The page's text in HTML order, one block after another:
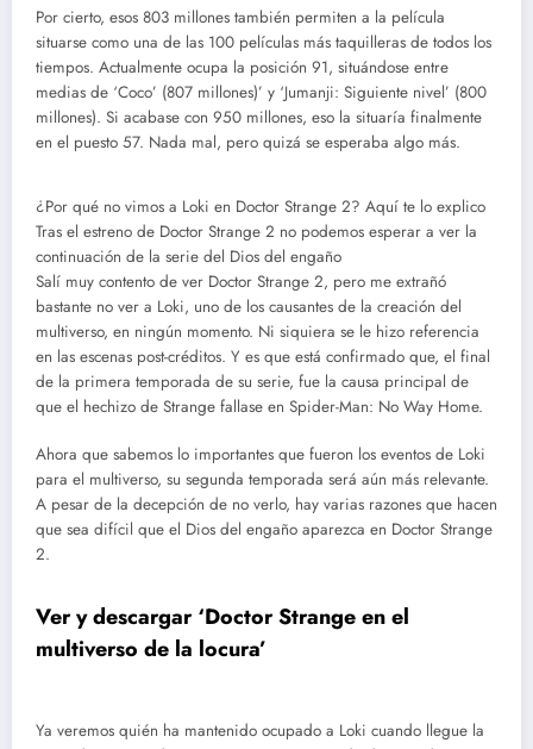
Por cierto, esos 803 millones también permiten a la película
situarse como una de las 100 películas más taquilleras de todos los
tiempos. Actualmente ocupa la posición 91, situándose entre
medias de ‘Coco’ (807 millones)’ y ‘Jumanji: Siguiente nivel’ (800
millones). Si acabase con 950 millones, eso la situaría finalmente
en el puesto 57. Nada mal, pero quizá se esperaba algo más.
¿Por qué no vimos a Loki en Doctor Strange 2? Aquí te lo explico
Tras el estreno de Doctor Strange 2 no podemos esperar a ver la
continuación de la serie del Dios del engaño
Salí muy contento de ver Doctor Strange 2, pero me extrañó
bastante no ver a Loki, uno de los causantes de la creación del
multiverso, en ningún momento. Ni siquiera se le hizo referencia
en las escenas post-créditos. Y es que está confirmado que, el final
de la primera temporada de su serie, fue la causa principal de
que el hechizo de Strange fallase en Spider-Man: No Way Home.
Ahora que sabemos lo importantes que fueron los eventos de Loki
para el multiverso, su segunda temporada será aún más relevante.
A pesar de la decepción de no verlo, hay varias razones que hacen
que sea difícil que el Dios del engaño aparezca en Doctor Strange
2.
Ver y descargar ‘Doctor Strange en el
multiverso de la locura’
Ya veremos quién ha mantenido ocupado a Loki cuando llegue la